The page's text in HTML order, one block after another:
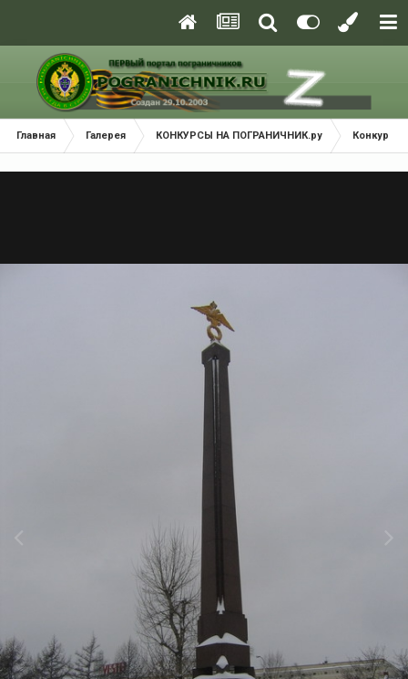
Главная Галерея КОНКУРСЫ НА ПОГРАНИЧНИК.ру Конкурс -